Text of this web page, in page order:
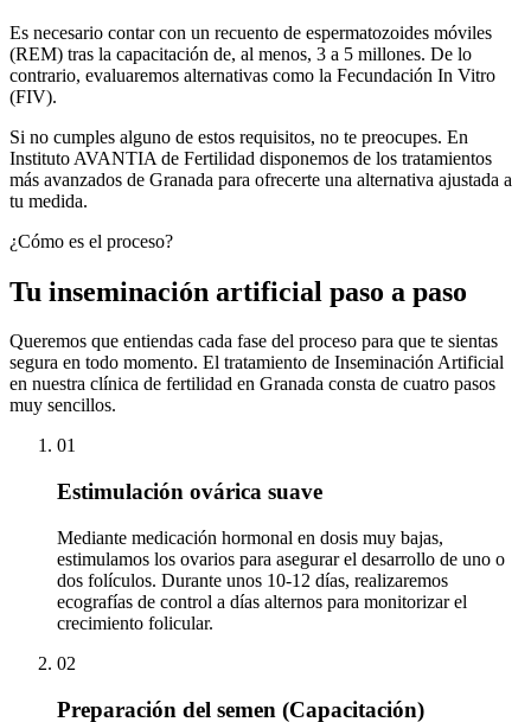
Es necesario contar con un recuento de espermatozoides móviles
(REM) tras la capacitación de, al menos, 3 a 5 millones. De lo
contrario, evaluaremos alternativas como la Fecundación In Vitro
(FIV).
Si no cumples alguno de estos requisitos, no te preocupes. En
Instituto AVANTIA de Fertilidad disponemos de los tratamientos
más avanzados de Granada para ofrecerte una alternativa ajustada a
tu medida.
¿Cómo es el proceso?
Tu inseminación artificial paso a paso
Queremos que entiendas cada fase del proceso para que te sientas
segura en todo momento. El tratamiento de Inseminación Artificial
en nuestra clínica de fertilidad en Granada consta de cuatro pasos
muy sencillos.
01
Estimulación ovárica suave
Mediante medicación hormonal en dosis muy bajas,
estimulamos los ovarios para asegurar el desarrollo de uno o
dos folículos. Durante unos 10-12 días, realizaremos
ecografías de control a días alternos para monitorizar el
crecimiento folicular.
02
Preparación del semen (Capacitación)